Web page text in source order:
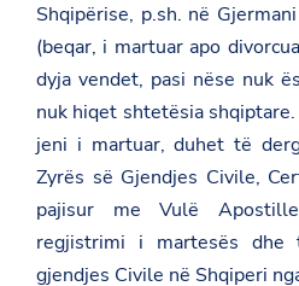
Shqipërise, p.sh. në
(beqar, i martuar apo
dyja vendet, pasi nëse nuk
nuk hiqet shtetësia
jeni i martuar, duhet të
Zyrës së Gjendjes Civile,
pajisur me Vulë
regjistrimi i martesës
gjendjes Civile në Shqiperi